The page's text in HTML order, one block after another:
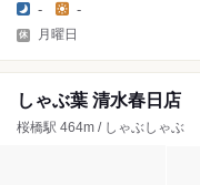
- -
月曜日
しゃぶ葉 清水春日店
桜橋駅 464m / しゃぶしゃぶ